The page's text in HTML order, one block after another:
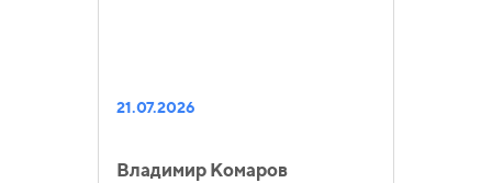
21.07.2026
Владимир Комаров